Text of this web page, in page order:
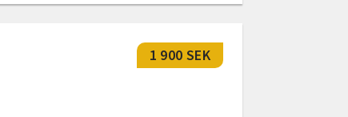
1 900 SEK